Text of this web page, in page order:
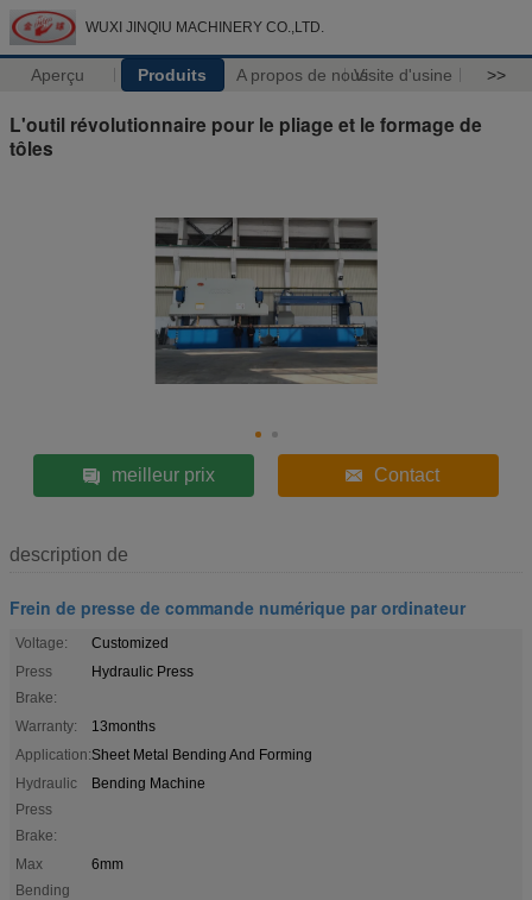
WUXI JINQIU MACHINERY CO.,LTD.
Aperçu Produits A propos de nousVisite d'usine >>
L'outil révolutionnaire pour le pliage et le formage de
tôles
meilleur prix Contact
description de
Frein de presse de commande numérique par ordinateur
Voltage:
Customized
Press
Brake:
Hydraulic Press
Warranty:
13months
Application:Sheet Metal Bending And Forming
Hydraulic
Press
Brake:
Bending Machine
Max
Bending
6mm